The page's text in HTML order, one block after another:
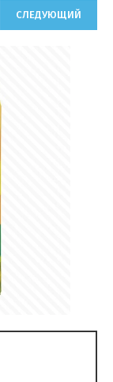
СЛЕДУЮЩИЙ